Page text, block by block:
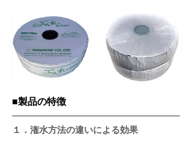
​■製品の特徴
１．潅水方法の違いによる効果